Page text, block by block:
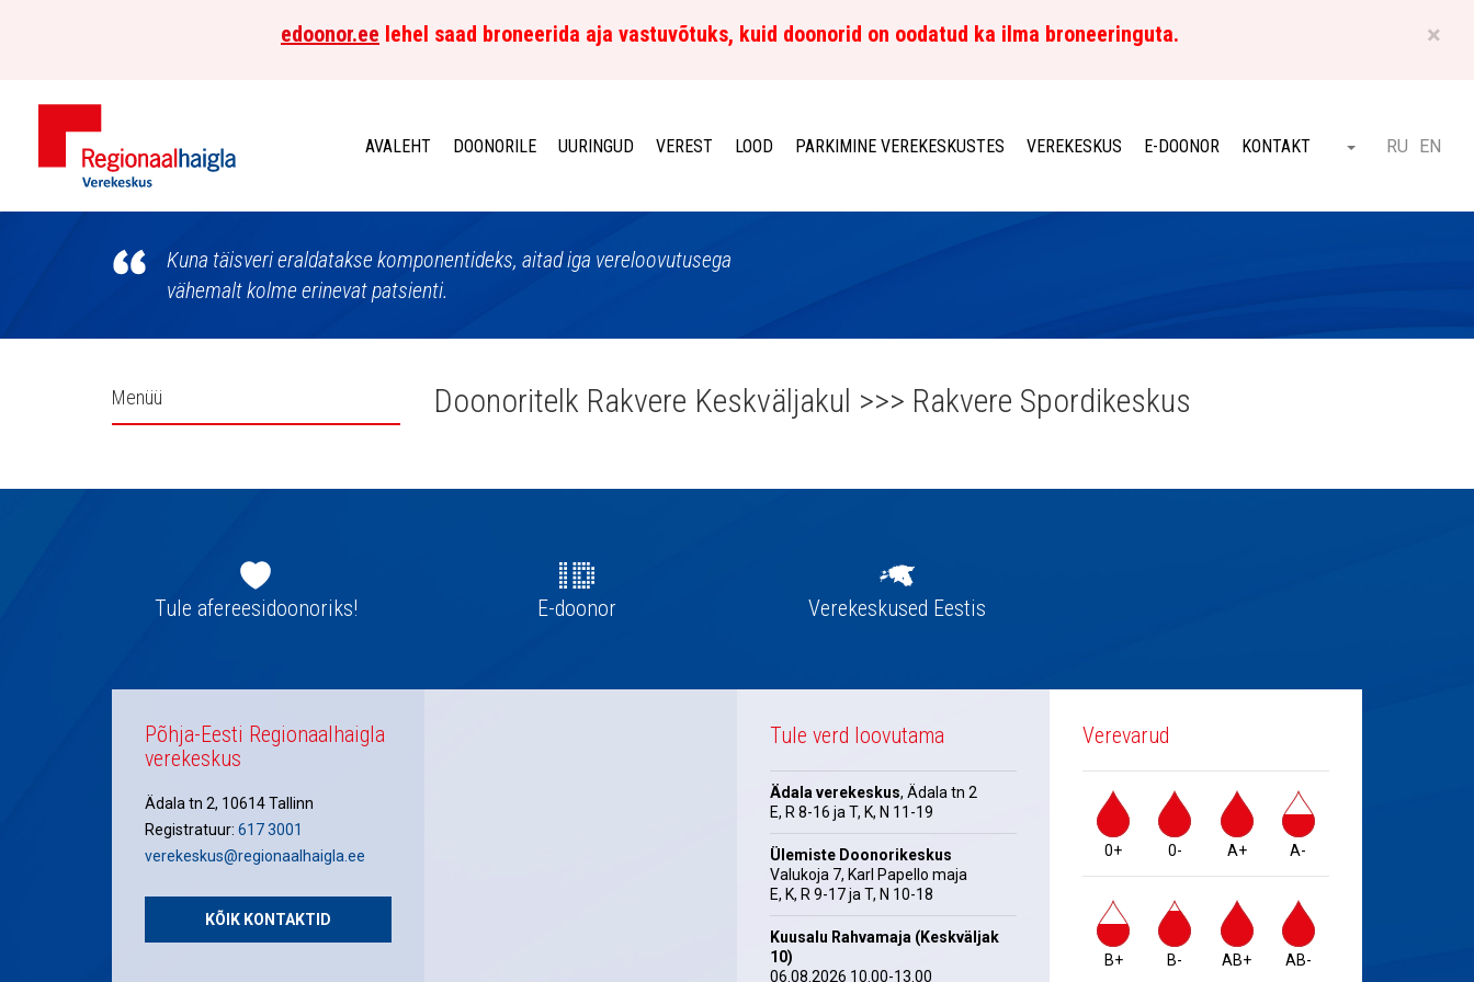
×
edoonor.ee lehel saad broneerida aja vastuvõtuks, kuid doonorid on oodatud ka ilma broneeringuta.
Põhja-
AVALEHT DOONORILE UURINGUD VEREST LOOD PARKIMINE VEREKESKUSTES VEREKESKUS E-DOONOR KONTAKT Otsi ET
RU EN
Kuna täisveri eraldatakse komponentideks, aitad iga vereloovutusega
vähemalt kolme erinevat patsienti.
Külgpaani
Menüü Doonoritelk Rakvere Keskväljakul >>> Rakvere Spordikeskus
navigatsioonTule afereesidoonoriks! E-doonor Verekeskused Eestis
Põhja-Eesti Regionaalhaigla
verekeskus
Ädala tn 2, 10614 Tallinn
Registratuur: 617 3001
verekeskus@regionaalhaigla.ee
KÕIK KONTAKTID
Tule verd loovutama
Ädala verekeskus, Ädala tn 2
E, R 8-16 ja T, K, N 11-19
Ülemiste Doonorikeskus
Valukoja 7, Karl Papello maja
E, K, R 9-17 ja T, N 10-18
Kuusalu Rahvamaja (Keskväljak
10)
06.08.2026 10.00-13.00
Verevarud
0+ 0- A+ A-
B+ B- AB+ AB-